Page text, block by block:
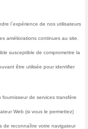
à notre
site, le